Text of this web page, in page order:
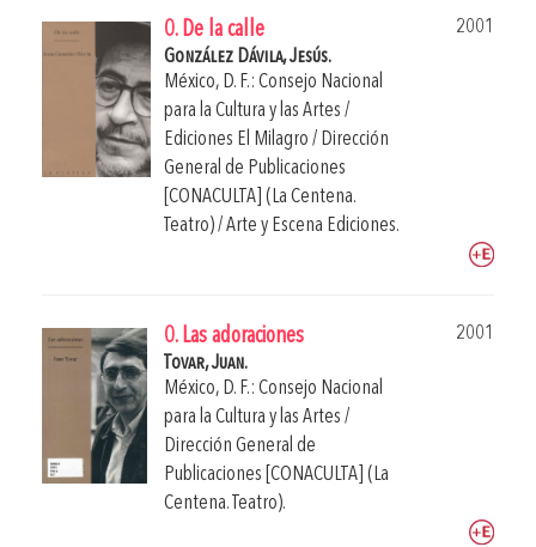
0. De la calle
2001
González Dávila, Jesús.
México, D. F.: Consejo Nacional
para la Cultura y las Artes /
Ediciones El Milagro / Dirección
General de Publicaciones
[CONACULTA] (La Centena.
Teatro) / Arte y Escena Ediciones.
0. Las adoraciones
2001
Tovar, Juan.
México, D. F.: Consejo Nacional
para la Cultura y las Artes /
Dirección General de
Publicaciones [CONACULTA] (La
Centena. Teatro).